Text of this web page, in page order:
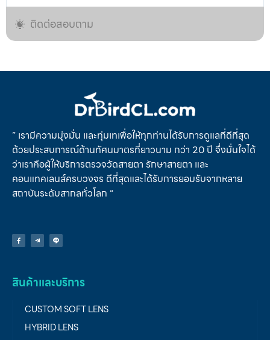
ติดต่อสอบถาม
” เรามีความมุ่งมั่น และทุ่มเทเพื่อให้ทุกท่านได้รับการดูแลที่ดีที่สุด
ด้วยประสบการณ์ด้านทัศนมาตรที่ยาวนาม กว่า 20 ปี จึ่งมั่นใจได้
ว่าเราคือผู้ให้บริการตรวจวัดสายตา รักษาสายตา และ
คอนแทคเลนส์ครบวงจร ดีที่สุดและได้รับการยอมรับจากหลาย
สถาบันระดับสากลทั่วโลก “
สินค้าและบริการ
CUSTOM SOFT LENS
HYBRID LENS